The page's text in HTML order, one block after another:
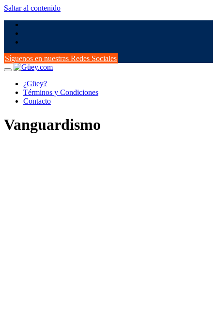
Saltar al contenido
Síguenos en nuestras Redes Sociales
¿Güey?
Términos y Condiciones
Contacto
Vanguardismo